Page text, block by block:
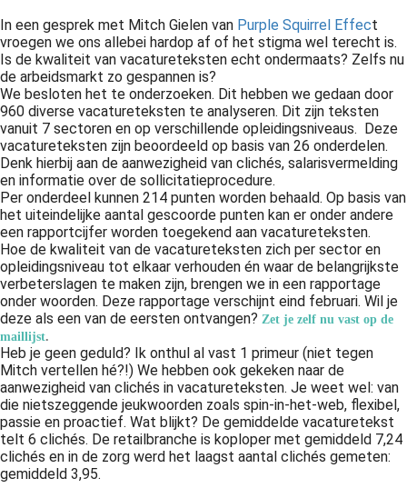
In een gesprek met Mitch Gielen van Purple Squirrel Effect
vroegen we ons allebei hardop af of het stigma wel terecht is.
Is de kwaliteit van vacatureteksten echt ondermaats? Zelfs nu
de arbeidsmarkt zo gespannen is?
We besloten het te onderzoeken. Dit hebben we gedaan door
960 diverse vacatureteksten te analyseren. Dit zijn teksten
vanuit 7 sectoren en op verschillende opleidingsniveaus. Deze
vacatureteksten zijn beoordeeld op basis van 26 onderdelen.
Denk hierbij aan de aanwezigheid van clichés, salarisvermelding
en informatie over de sollicitatieprocedure.
Per onderdeel kunnen 214 punten worden behaald. Op basis van
het uiteindelijke aantal gescoorde punten kan er onder andere
een rapportcijfer worden toegekend aan vacatureteksten.
Hoe de kwaliteit van de vacatureteksten zich per sector en
opleidingsniveau tot elkaar verhouden én waar de belangrijkste
verbeterslagen te maken zijn, brengen we in een rapportage
onder woorden. Deze rapportage verschijnt eind februari. Wil je
deze als een van de eersten ontvangen? Zet je zelf nu vast op de
maillijst.
Heb je geen geduld? Ik onthul al vast 1 primeur (niet tegen
Mitch vertellen hé?!) We hebben ook gekeken naar de
aanwezigheid van clichés in vacatureteksten. Je weet wel: van
die nietszeggende jeukwoorden zoals spin-in-het-web, flexibel,
passie en proactief. Wat blijkt? De gemiddelde vacaturetekst
telt 6 clichés. De retailbranche is koploper met gemiddeld 7,24
clichés en in de zorg werd het laagst aantal clichés gemeten:
gemiddeld 3,95.